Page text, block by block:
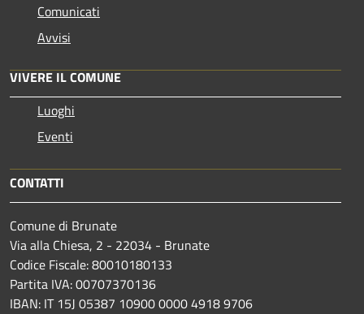
Comunicati
Avvisi
VIVERE IL COMUNE
Luoghi
Eventi
CONTATTI
Comune di Brunate
Via alla Chiesa, 2 - 22034 - Brunate
Codice Fiscale: 80010180133
Partita IVA: 00707370136
IBAN: IT 15J 05387 10900 0000 4918 9706